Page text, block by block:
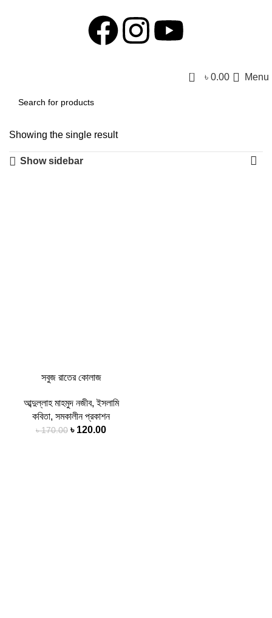
0 ৳ 0.00 Menu
Showing the single result
Show sidebar
সবুজ রাতের কোলাজ
আব্দুল্লাহ মাহমুদ নজীব,ইসলামি
কবিতা, সমকালীন প্রকাশন
৳170.00 ৳ 120.00